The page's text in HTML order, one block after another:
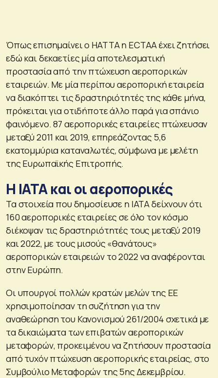
Όπως επισημαίνει ο HATTA η ECTAA έχει ζητήσει
εδώ και δεκαετίες μία αποτελεσματική
προστασία από την πτώχευση αεροπορικών
εταιρειών. Με μία περίπου αεροπορική εταιρεία
να διακόπτει τις δραστηριότητές της κάθε μήνα,
πρόκειται για οτιδήποτε άλλο παρά για σπάνιο
φαινόμενο. 87 αεροπορικές εταιρείες πτώχευσαν
μεταξύ 2011 και 2019, επηρεάζοντας 5,6
εκατομμύρια καταναλωτές, σύμφωνα με μελέτη
της Ευρωπαϊκής Επιτροπής.
Η IATA και οι αεροπορικές
Τα στοιχεία που δημοσίευσε η IATA δείχνουν ότι
160 αεροπορικές εταιρείες σε όλο τον κόσμο
διέκοψαν τις δραστηριότητές τους μεταξύ 2019
και 2022, με τους μισούς «θανάτους»
αεροπορικών εταιρειών το 2022 να αναφέρονται
στην Ευρώπη.
Οι υπουργοί πολλών κρατών μελών της ΕΕ
χρησιμοποίησαν τη συζήτηση για την
αναθεώρηση του Κανονισμού 261/2004 σχετικά με
τα δικαιώματα των επιβατών αεροπορικών
μεταφορών, προκειμένου να ζητήσουν προστασία
από τυχόν πτώχευση αεροπορικής εταιρείας, στο
Συμβούλιο Μεταφορών της 5ης Δεκεμβρίου.